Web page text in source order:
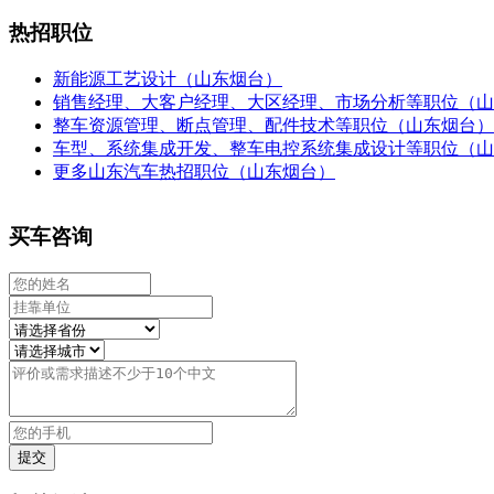
热招职位
新能源工艺设计（山东烟台）
销售经理、大客户经理、大区经理、市场分析等职位（山
整车资源管理、断点管理、配件技术等职位（山东烟台）
车型、系统集成开发、整车电控系统集成设计等职位（山
更多山东汽车热招职位（山东烟台）
买车咨询